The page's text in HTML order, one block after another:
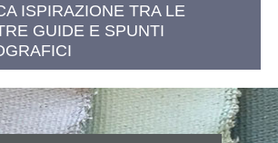
ISPIRAZIONE TRA LE
GUIDE E SPUNTI